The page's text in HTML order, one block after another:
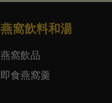
燕窩飲料和湯
燕窩飲品
即食燕窩羹